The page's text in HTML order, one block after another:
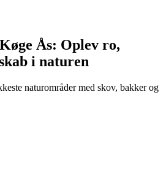
Ås: Oplev ro,
i naturen
naturområder med skov, bakker og